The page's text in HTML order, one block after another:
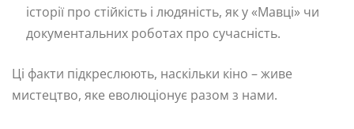
історії про стійкість і людяність, як у «Мавці» чи
документальних роботах про сучасність.
Ці факти підкреслюють, наскільки кіно – живе
мистецтво, яке еволюціонує разом з нами.